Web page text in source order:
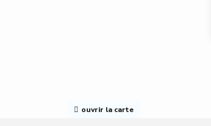
ouvrir la carte